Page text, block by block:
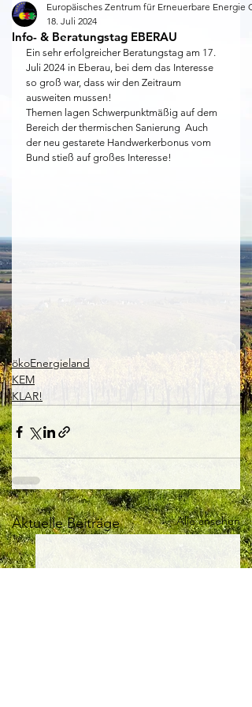
Info- & Beratungstag EBERAU
Europäisches Zentrum für Erneuerbare Energie
18. Juli 2024
Ein sehr erfolgreicher Beratungstag am 17.
Juli 2024 in Eberau, bei dem das Interesse
so groß war, dass wir den Zeitraum
ausweiten mussen!
Themen lagen Schwerpunktmäßig auf dem
Bereich der thermischen Sanierung  Auch
der neu gestarete Handwerkerbonus vom
Bund stieß auf großes Interesse!
ökoEnergieland
KEM
KLAR!
Aktuelle Beiträge Alle ansehen